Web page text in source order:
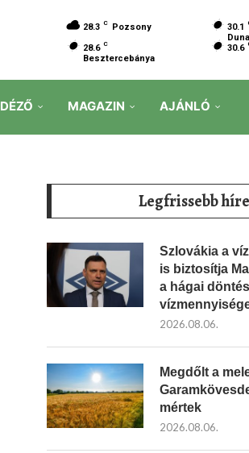
28.3 C Pozsony 30.1
28.6 C
Besztercebánya
30.6
MAGAZIN AJÁNLÓ
Legfrissebb
Szlovákia a
is biztosítja
a hágai
2026.08.06.
Megdőlt a
mértek
2026.08.06.